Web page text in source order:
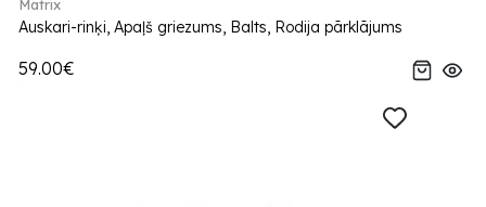
Matrix
Auskari-rinķi, Apaļš griezums, Balts, Rodija pārklājums
59.00€